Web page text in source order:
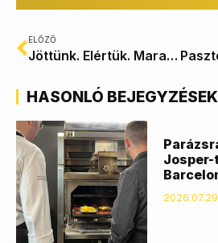
ELŐZŐ
Jöttünk. Elértük. Maradunk.
HASONLÓ BEJEGYZÉSEK